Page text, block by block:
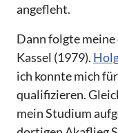
angefleht.
Dann folgte
Kassel (1979).
ich konnte mich
qualifizieren.
mein Studium